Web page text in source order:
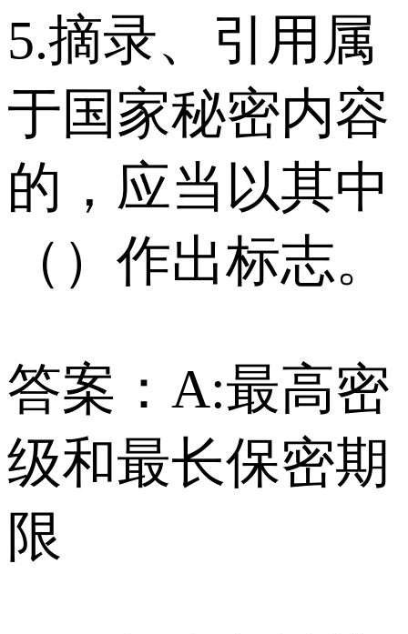
5.摘录、引用属
于国家秘密内容
的，应当以其中
（）作出标志。
答案：A:最高密
级和最长保密期
限